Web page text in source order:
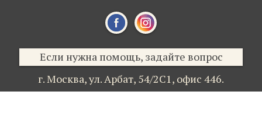
Если нужна помощь, задайте вопрос
г. Москва,ул. Арбат, 54/2С1, офис 446.